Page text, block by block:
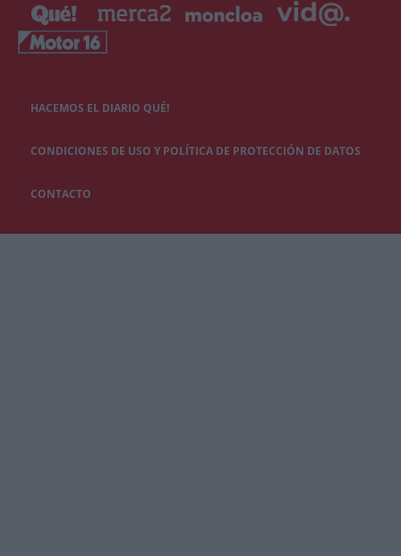
HACEMOS EL DIARIO QUÉ!
CONDICIONES DE USO Y POLÍTICA DE PROTECCIÓN DE DATOS
CONTACTO